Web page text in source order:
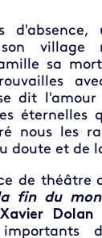
d'absence,
village
sa
dit l'amour
éternelles
nous les
doute et de
de théâtre
fin du
Xavier Dolan